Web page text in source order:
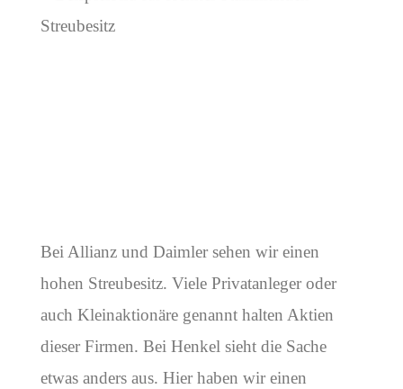
Bei Allianz und Daimler sehen wir einen
hohen Streubesitz. Viele Privatanleger oder
auch Kleinaktionäre genannt halten Aktien
dieser Firmen. Bei Henkel sieht die Sache
etwas anders aus. Hier haben wir einen